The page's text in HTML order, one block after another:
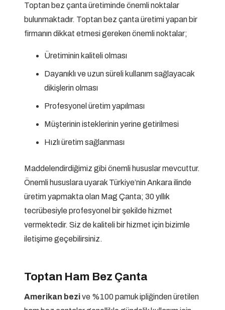
Toptan bez çanta üretiminde önemli noktalar
bulunmaktadır. Toptan bez çanta üretimi yapan bir
firmanın dikkat etmesi gereken önemli noktalar;
Üretiminin kaliteli olması
Dayanıklı ve uzun süreli kullanım sağlayacak
dikişlerin olması
Profesyonel üretim yapılması
Müşterinin isteklerinin yerine getirilmesi
Hızlı üretim sağlanması
Maddelendirdiğimiz gibi önemli hususlar mevcuttur.
Önemli hususlara uyarak Türkiye’nin Ankara ilinde
üretim yapmakta olan Mag Çanta; 30 yıllık
tecrübesiyle profesyonel bir şekilde hizmet
vermektedir. Siz de kaliteli bir hizmet için bizimle
iletişime geçebilirsiniz.
Toptan Ham Bez Çanta
Amerikan bezive %100 pamuk ipliğinden üretilen